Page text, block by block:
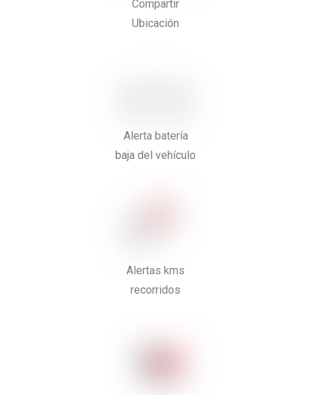
Compartir
Ubicación
Alerta batería
baja del vehículo
Alertas kms
recorridos